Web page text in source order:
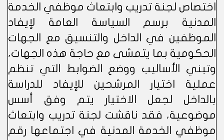
اختصاص لجنة تدريب وابتعاث موظفي الخدمة
المدنية برسم السياسة العامة لإيفاد
الموظفين في الداخل والتنسيق مع الجهات
الحكومية بما يتمشى مع حاجة هذه الجهات،
وتبني الأساليب ووضع الضوابط التي تنظم
عملية اختيار المرشحين للإيفاد للدراسة
بالداخل لجعل الاختيار يتم وفق أسس
موضوعية، فقد ناقشت لجنة تدريب وابتعاث
موظفي الخدمة المدنية في اجتماعها رقم